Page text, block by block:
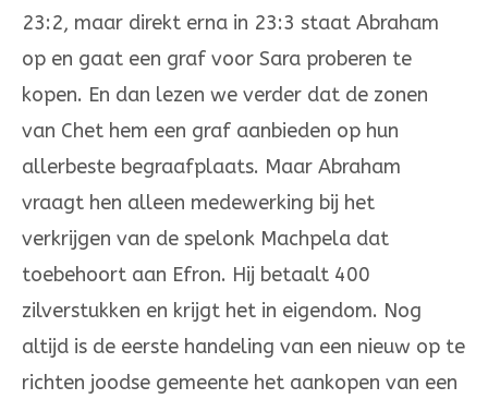
23:2, maar direkt erna in 23:3 staat Abraham
op en gaat een graf voor Sara proberen te
kopen. En dan lezen we verder dat de zonen
van Chet hem een graf aanbieden op hun
allerbeste begraafplaats. Maar Abraham
vraagt hen alleen medewerking bij het
verkrijgen van de spelonk Machpela dat
toebehoort aan Efron. Hij betaalt 400
zilverstukken en krijgt het in eigendom. Nog
altijd is de eerste handeling van een nieuw op te
richten joodse gemeente het aankopen van een